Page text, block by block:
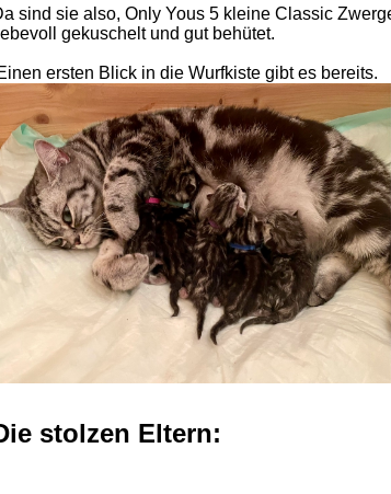
sind sie also, Only Yous 5 kleine Classic
gekuschelt und gut behütet.
ersten Blick in die Wurfkiste gibt es bereits.
stolzen Eltern: